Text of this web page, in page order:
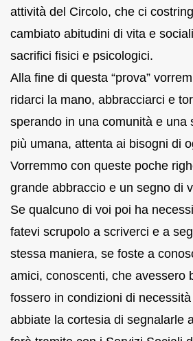
attività del Circolo, che ci
cambiato abitudini di vita e
sacrifici fisici e psicologici.
Alla fine di questa “prova”
ridarci la mano, abbracciarci e
sperando in una comunità e una
più umana, attenta ai bisogni di
Vorremmo con queste poche
grande abbraccio e un segno di
Se qualcuno di voi poi ha
fatevi scrupolo a scriverci e a
stessa maniera, se foste a
amici, conoscenti, che avessero
fossero in condizioni di
abbiate la cortesia di segnalarle